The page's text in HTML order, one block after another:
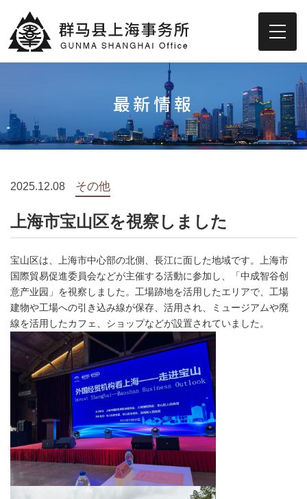
2025.12.08 その他
上海市宝山区を視察しました
宝山区は、上海市中心部の北側、長江に面した地域です。上海市
国際貿易促進委員会などが主催する活動に参加し、「中成智谷创
意产业园」を視察しました。工場跡地を活用したエリアで、工場
建物や工場への引き込み線が保存、活用され、ミュージアムや廃
線を活用したカフェ、ショップなどが設置されていました。